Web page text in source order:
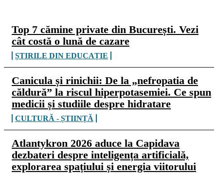
Top 7 cămine private din București. Vezi
cât costă o lună de cazare
ȘTIRILE DIN EDUCAȚIE
Canicula și rinichii: De la „nefropatia de
căldură” la riscul hiperpotasemiei. Ce spun
medicii și studiile despre hidratare
CULTURĂ - ȘTIINȚĂ
Atlantykron 2026 aduce la Capidava
dezbateri despre inteligența artificială,
explorarea spațiului și energia viitorului